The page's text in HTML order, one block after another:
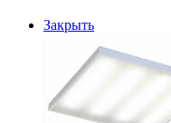
Закрыть